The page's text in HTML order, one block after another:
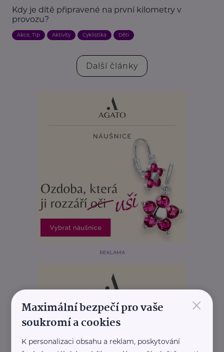
Kdy je dítě připravené na první kilometry v
provozu?
Akce, Tip Aktivity Cyklistika Děti
Další články
REKLAMA
×
Maximální bezpečí pro vaše
soukromí a cookies
K personalizaci obsahu a reklam, poskytování